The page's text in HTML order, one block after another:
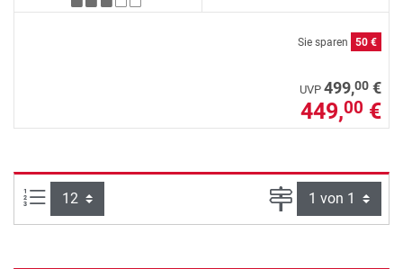
Sie sparen 50 €
UVP 499,00 €
449,00 €
Artikel pro Seite: Seite